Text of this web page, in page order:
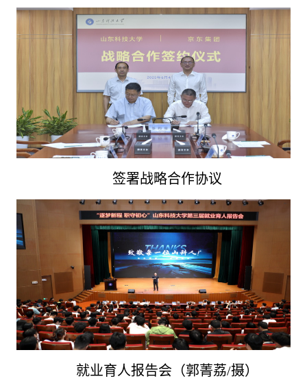
签署战略合作协议
就业育人报告会（郭菁荔/摄）